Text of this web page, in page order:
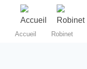
Accueil Robinet